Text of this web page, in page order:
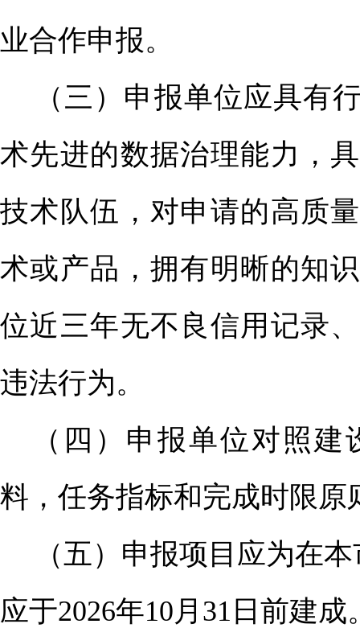
业合作申报。
（三 ）申报单位应具有
术先进的数据治理能力，
技术队伍，对申请的高质
术或产品，拥有明晰的知
位近三年无不良信用记录
违法行为。
（四）申报单位对照
料，任务指标和完成时限原
（五）申报项目应为在
应于2026年10月 31 日前建成